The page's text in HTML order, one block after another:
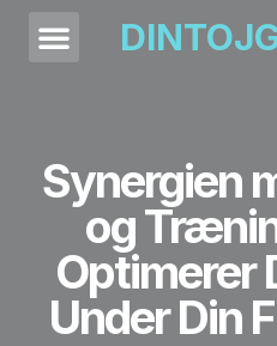
Synergien
og
Optimerer
Under Din